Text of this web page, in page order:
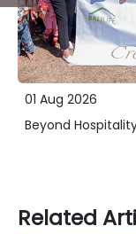
01 Aug 2026
Beyond
Related